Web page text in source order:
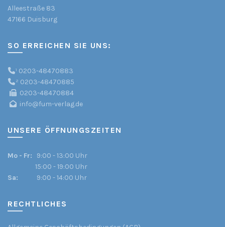
Alleestraße 83
47166 Duisburg
SO ERREICHEN SIE UNS:
¹ 0203-48470883
² 0203-48470885
0203-48470884
info@fum-verlag.de
UNSERE ÖFFNUNGSZEITEN
Mo - Fr:
9:00 - 13:00 Uhr
15:00 - 19:00 Uhr
Sa:
9:00 - 14:00 Uhr
RECHTLICHES